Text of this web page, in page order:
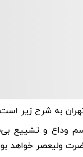
به شرح زیر
وداع و تشییع
ولیعصر خواهد